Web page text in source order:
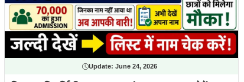
Update:June 24, 2026